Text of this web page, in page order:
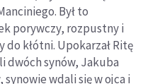
Był to
porywczy, rozpustny i
do kłótni. Upokarzał Ritę
dwóch synów, Jakuba
synowie wdali się w ojca i